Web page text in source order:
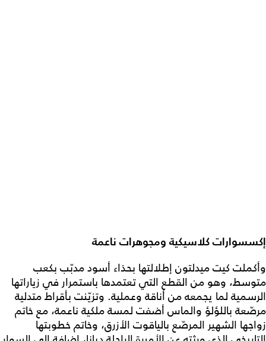
إكسسوارات كلاسيكية ومجوهرات ناعمة
وأكملت كيت ميدلتون إطلالتها بحذاء أسود مدبّب بكعب
متوسط، وهو من القطع التي تعتمدها باستمرار في زياراتها
الرسمية لما يجمعه من أناقة وعملية. وتزيّنت بأقراط متدلية
مرصّعة باللؤلؤ والماس أضفت لمسة ملكية ناعمة، مع خاتم
زواجها الشهير المرصّع بالياقوت الأزرق، وخاتم خطوبتها